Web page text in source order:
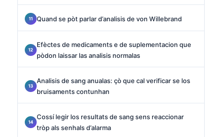
Quand se pòt parlar d’analisis de von Willebrand
Efèctes de medicaments e de suplementacion que
pòdon laissar las analisis normalas
Analisis de sang anualas: çò que cal verificar se los
bruisaments contunhan
Cossí legir los resultats de sang sens reaccionar
tròp als senhals d’alarma